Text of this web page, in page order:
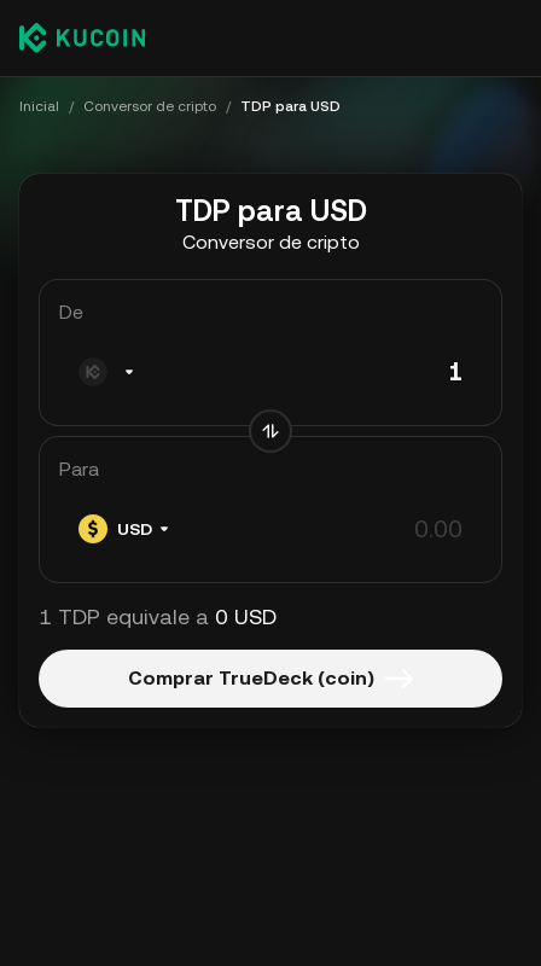
Inicial / Conversor de cripto / TDP para USD
TDP para USD
Conversor de cripto
De
Para
USD
1 TDP equivale a 0 USD
Comprar TrueDeck (coin)